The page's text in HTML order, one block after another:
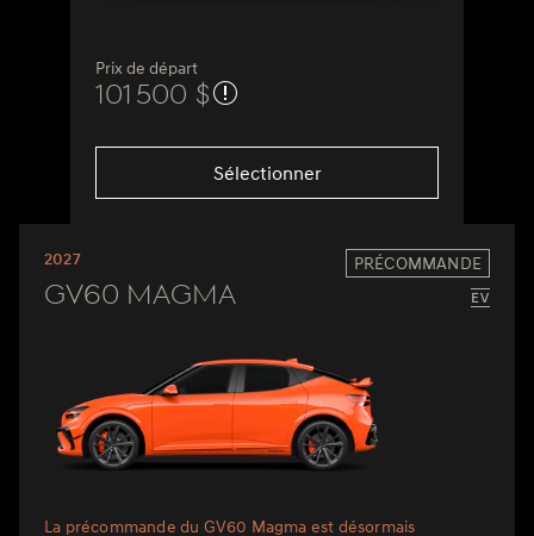
Prix de départ
101 500 $
Sélectionner
2027 PRÉCOMMANDE
GV60 Magma
La précommande du GV60 Magma est désormais